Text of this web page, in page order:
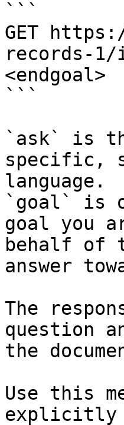
```
GET
records-1/
<endgoal>
```
`ask` is
specific,
language.
`goal` is
goal you
behalf of
answer
The
question
the
Use this
explicitly